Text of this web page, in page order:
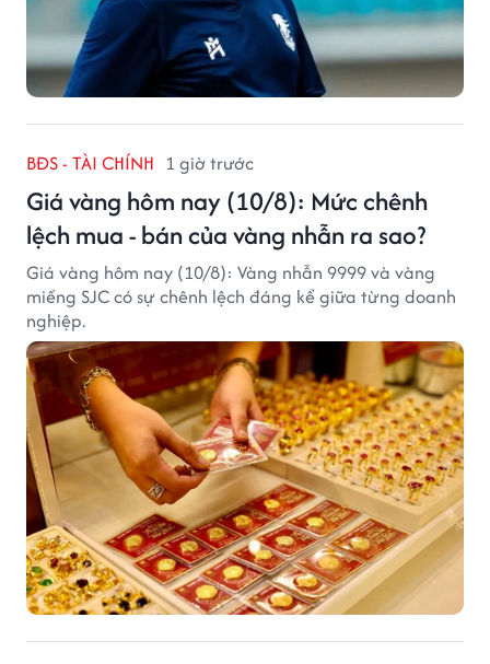
BĐS - TÀI CHÍNH 1 giờ trước
Giá vàng hôm nay (10/8): Mức chênh
lệch mua - bán của vàng nhẫn ra sao?
Giá vàng hôm nay (10/8): Vàng nhẫn 9999 và vàng
miếng SJC có sự chênh lệch đáng kể giữa từng doanh
nghiệp.